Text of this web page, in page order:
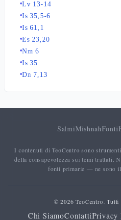
Lv 13-14
Is 35,5-6
Is 61,1
Es 23,20
Nm 6
Is 35
Dn 7,13
SalmiMishnahFonti
I contenuti di TeoCentro sono
della consapevolezza sui temi trattati.
fonti primarie — ne sono il
© 2026 TeoCentro.
Chi SiamoContattiPrivacy